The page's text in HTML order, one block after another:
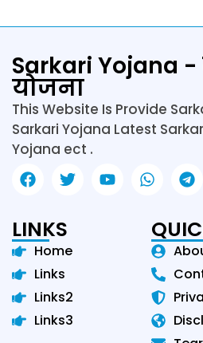
Sarkari Yojana -
योजना
This Website Is Provide
Sarkari Yojana Latest
Yojana ect .
LINKS
Home
Links
Links2
Links3